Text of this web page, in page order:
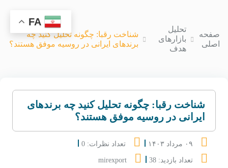
صفحه
اصلی
تحلیل
بازارهای
هدف
شناخت رقبا: چگونه تحلیل کنید چه
برندهای ایرانی در روسیه موفق هستند؟
شناخت رقبا: چگونه تحلیل کنید چه برندهای
ایرانی در روسیه موفق هستند؟
۰۹ مرداد ۱۴۰۳ تعداد نظرات: 0
تعداد بازدید: 38 mirexport
FA